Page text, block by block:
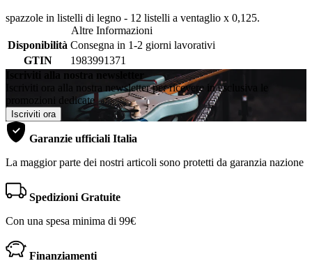
spazzole in listelli di legno - 12 listelli a ventaglio x 0,125.
Altre Informazioni
Disponibilità Consegna in 1-2 giorni lavorativi
GTIN
1983991371
Iscriviti alla nostra newsletter
Iscriviti ora alla nostra newsletter per ricevere in esclusiva le
promozioni dedicate
Iscriviti ora
Garanzie ufficiali Italia
La maggior parte dei nostri articoli sono protetti da garanzia nazione
Spedizioni Gratuite
Con una spesa minima di 99€
Finanziamenti